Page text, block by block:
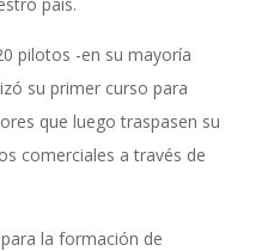
pilotos -en su mayoría
su primer curso para
que luego traspasen su
comerciales a través de
la formación de